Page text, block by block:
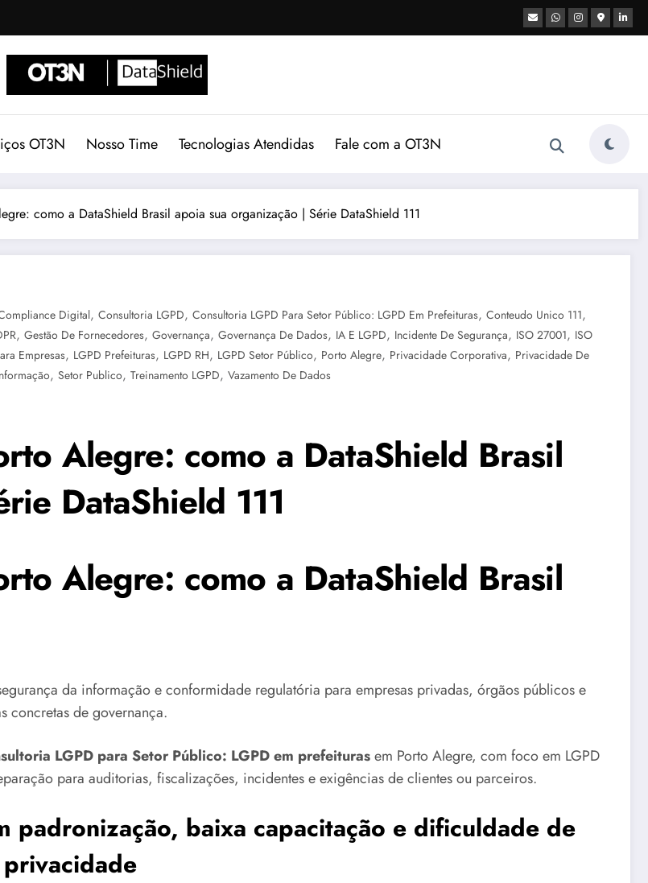
OT3N Nosso Time Tecnologias Atendidas Fale com a OT3N
como a DataShield Brasil apoia sua organização | Série DataShield 111
Digital, Consultoria LGPD, Consultoria LGPD Para Setor Público: LGPD Em Prefeituras, Conteudo Unico 111,
, Gestão De Fornecedores, Governança, Governança De Dados, IA E LGPD, Incidente De Segurança, ISO 27001, ISO
Empresas, LGPD Prefeituras, LGPD RH, LGPD Setor Público, Porto Alegre, Privacidade Corporativa, Privacidade De
, Setor Publico, Treinamento LGPD, Vazamento De Dados
Alegre: como a DataShield Brasil
DataShield 111
Alegre: como a DataShield Brasil
da informação e conformidade regulatória para empresas privadas, órgãos públicos e
concretas de governança.
LGPD para Setor Público: LGPD em prefeiturasem Porto Alegre, com foco em LGPD
para auditorias, fiscalizações, incidentes e exigências de clientes ou parceiros.
padronização, baixa capacitação e dificuldade de